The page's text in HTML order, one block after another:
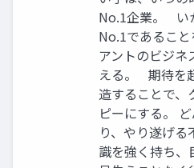
No.1企業。 い
No.1であるこ
アントのビジネ
える。 期待を
造することで、
ピーにする。
り、やり遂げ
識を強く持ち、